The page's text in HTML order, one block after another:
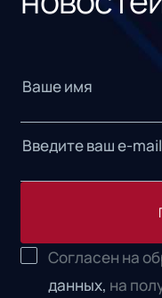
Согласен на
данных, на